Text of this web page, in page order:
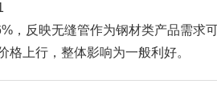
，反映无缝管作为钢材类产品需求
格上行，整体影响为一般利好。